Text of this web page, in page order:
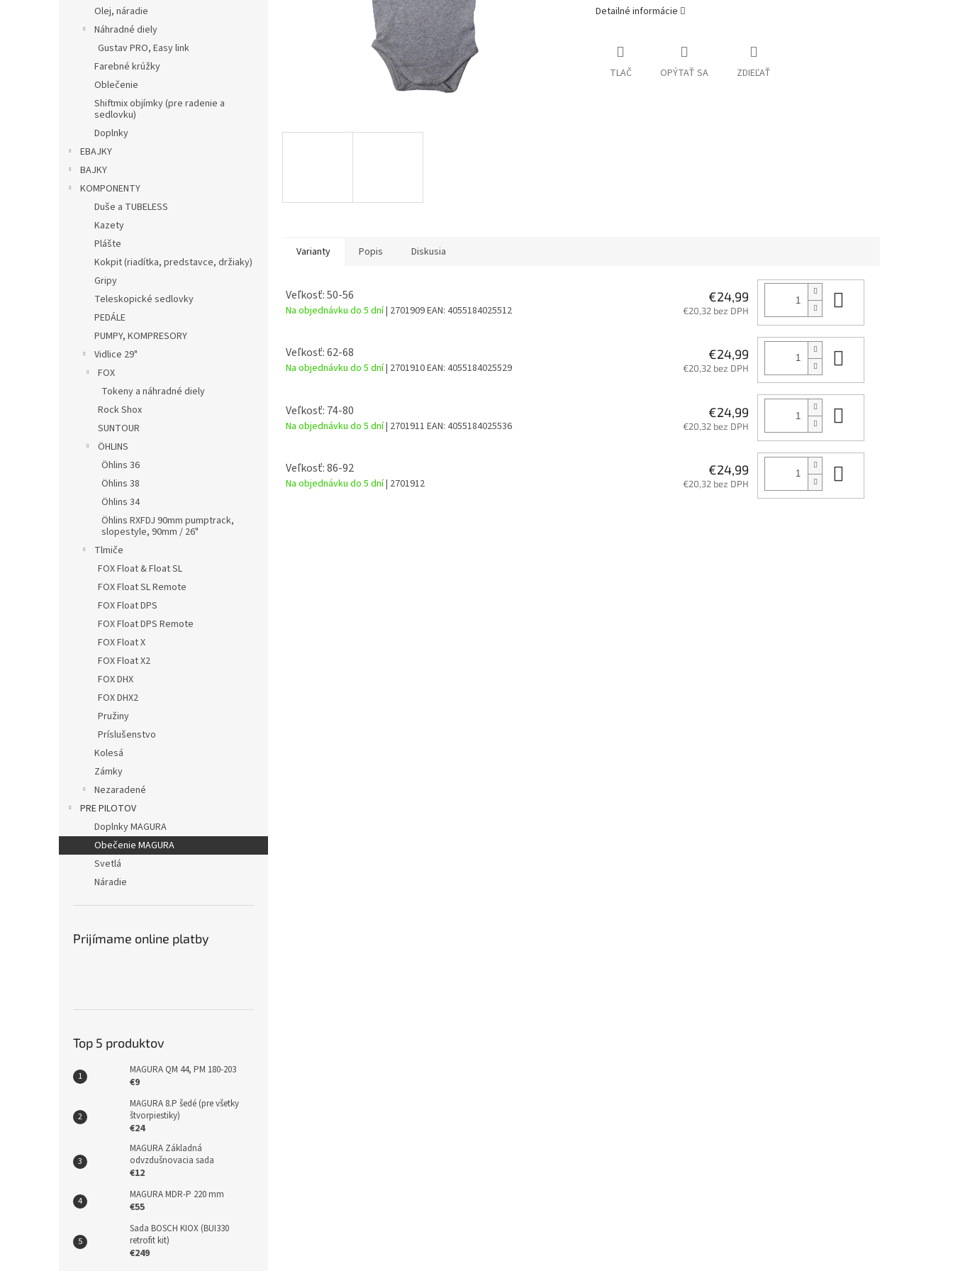
Olej, náradie
Náhradné diely
Gustav PRO, Easy link
Farebné krúžky
Oblečenie
Shiftmix objímky (pre radenie a
sedlovku)
Doplnky
EBAJKY
BAJKY
KOMPONENTY
Duše a TUBELESS
Kazety
Plášte
Kokpit (riadítka, predstavce, držiaky)
Gripy
Teleskopické sedlovky
PEDÁLE
PUMPY, KOMPRESORY
Vidlice 29"
FOX
Tokeny a náhradné diely
Rock Shox
SUNTOUR
ÖHLINS
Öhlins 36
Öhlins 38
Öhlins 34
Öhlins RXFDJ 90mm pumptrack,
slopestyle, 90mm / 26"
Tlmiče
FOX Float & Float SL
FOX Float SL Remote
FOX Float DPS
FOX Float DPS Remote
FOX Float X
FOX Float X2
FOX DHX
FOX DHX2
Pružiny
Príslušenstvo
Kolesá
Zámky
Nezaradené
PRE PILOTOV
Doplnky MAGURA
Obečenie MAGURA
Svetlá
Náradie
Prijímame online platby
Top 5 produktov
MAGURA QM 44, PM 180-203
€9
MAGURA 8.P šedé (pre všetky
štvorpiestiky)
€24
MAGURA Základná
odvzdušnovacia sada
€12
MAGURA MDR-P 220 mm
€55
Sada BOSCH KIOX (BUI330
retrofit kit)
€249
Detailné informácie
TLAČ OPÝTAŤ SA ZDIEĽAŤ
Varianty Popis Diskusia
Veľkosť: 50-56
Na objednávku do 5 dní| 2701909EAN: 4055184025512
€24,99
€20,32 bez DPH
Veľkosť: 62-68
Na objednávku do 5 dní| 2701910EAN: 4055184025529
€24,99
€20,32 bez DPH
Veľkosť: 74-80
Na objednávku do 5 dní| 2701911 EAN: 4055184025536
€24,99
€20,32 bez DPH
Veľkosť: 86-92
Na objednávku do 5 dní| 2701912
€24,99
€20,32 bez DPH